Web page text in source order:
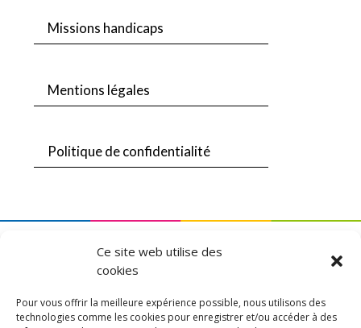
Ce site web utilise des
cookies
Pour vous offrir la meilleure expérience possible, nous utilisons des
technologies comme les cookies pour enregistrer et/ou accéder à des
Missions handicaps
Mentions légales
Politique de confidentialité
Une création DLW Communication